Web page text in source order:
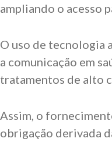
ampliando o acesso
O uso de tecnologia
a comunicação em
tratamentos de alto
Assim, o
obrigação derivada